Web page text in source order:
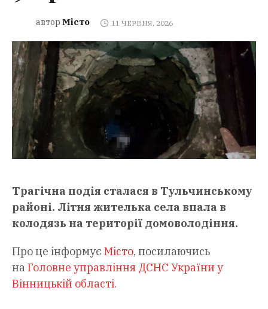
автор Місто 11 ЧЕРВНЯ, 2026
Трагічна подія сталася в Тульчинському
районі. Літня жителька села впала в
колодязь на території домоволодіння.
Про це інформує Місто, посилаючись
наГоловне управління ДСНС України у
Вінницькій області.